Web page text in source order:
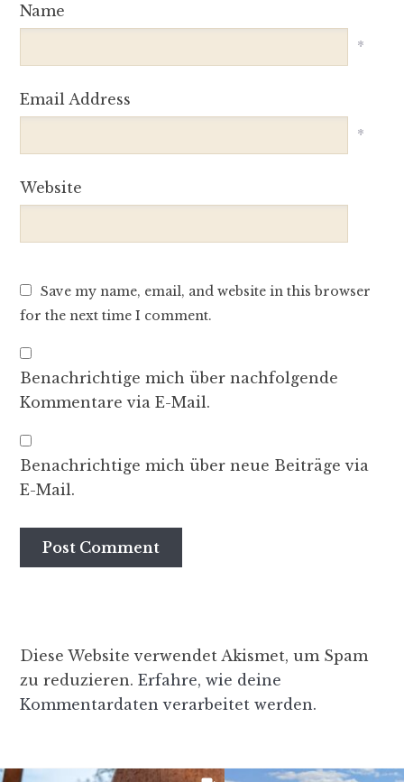
Name
*
Email Address
*
Website
Save my name, email, and website in this browser
for the next time I comment.
Benachrichtige mich über nachfolgende
Kommentare via E-Mail.
Benachrichtige mich über neue Beiträge via
E-Mail.
Diese Website verwendet Akismet, um Spam
zu reduzieren. Erfahre, wie deine
Kommentardaten verarbeitet werden.